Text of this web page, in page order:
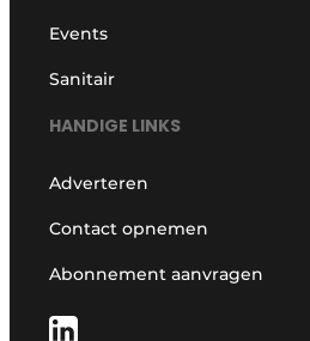
Events
Sanitair
HANDIGE LINKS
Adverteren
Contact opnemen
Abonnement aanvragen